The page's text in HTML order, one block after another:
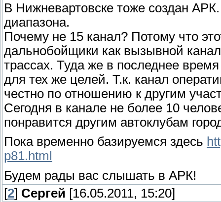
В Нижневартовске тоже создан
диапазона.
Почему не 15 канал? Потому что
дальнобойщики как вызывной
трассах. Туда же в последнее
для тех же целей. Т.к. канал
честно по отношению к другим
Сегодня в канале не более 10
понравится другим автоклубам
Пока временно базируемся здесь
p81.html
Будем рады вас слышать в АРК!
[2] Сергей [16.05.2011, 15:20]